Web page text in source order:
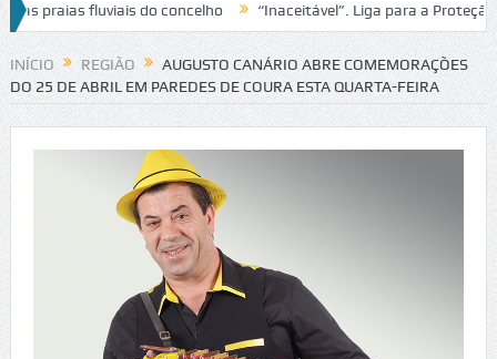
fluviais do concelho “Inaceitável”. Liga para a Proteção da
trânsito no IC2 em Alcobaça Igreja do Castelo de Cerveira
INÍCIO REGIÃO
AUGUSTO CANÁRIO ABRE COMEMORAÇÕES
DO 25 DE ABRIL EM PAREDES DE COURA ESTA QUARTA-FEIRA